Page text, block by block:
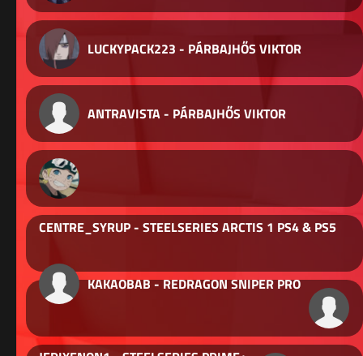
LUCKYPACK223 - PÁRBAJHŐS VIKTOR
ANTRAVISTA - PÁRBAJHŐS VIKTOR
CENTRE_SYRUP - STEELSERIES ARCTIS 1 PS4 & PS5
KAKAOBAB - REDRAGON SNIPER PRO